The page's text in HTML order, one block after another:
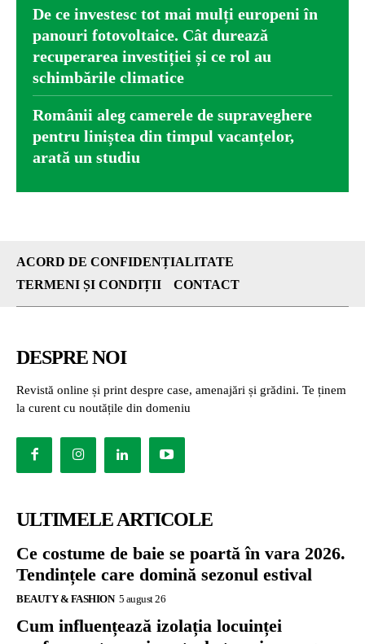
De ce investesc tot mai mulți europeni în
panouri fotovoltaice. Cât durează
recuperarea investiției și ce rol au
schimbările climatice
Românii aleg camerele de supraveghere
pentru liniștea din timpul vacanțelor,
arată un studiu
ACORD DE CONFIDENȚIALITATE
TERMENI ȘI CONDIȚII
CONTACT
DESPRE NOI
Revistă online și print despre case, amenajări și grădini. Te ținem
la curent cu noutățile din domeniu
ULTIMELE ARTICOLE
Ce costume de baie se poartă în vara 2026.
Tendințele care domină sezonul estival
BEAUTY & FASHION 5 august 26
Cum influențează izolația locuinței